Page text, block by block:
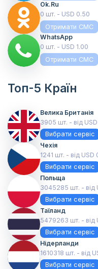
Ok.ru
0 шт. - USD 0.50
Отримати СМС
WhatsApp
0 шт. - USD 1.00
Отримати СМС
Топ-5 Країн
Велика Британія
3905 шт. - від
Вибрати сервіс
Чехія
1241 шт. - від USD
Вибрати сервіс
Польща
3045285 шт. - від
Вибрати сервіс
Таїланд
5479263 шт. - від
Вибрати сервіс
Нідерланди
1610318 шт. - від
Вибрати сервіс